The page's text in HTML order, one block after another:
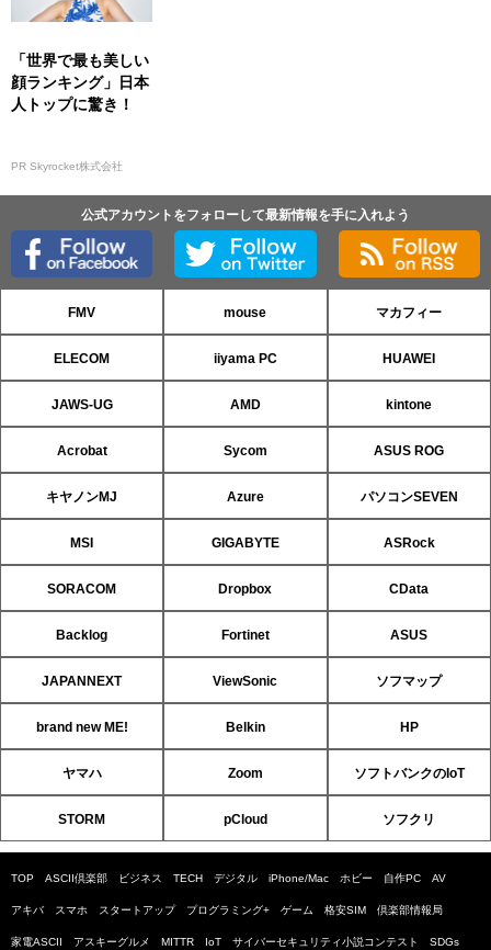
「世界で最も美しい
顔ランキング」日本
人トップに驚き！
PR Skyrocket株式会社
公式アカウントをフォローして最新情報を手に入れよう
FMV mouse マカフィー
ELECOM iiyama PC HUAWEI
JAWS-UG AMD kintone
Acrobat Sycom ASUS ROG
キヤノンMJ Azure パソコンSEVEN
MSI GIGABYTE ASRock
SORACOM Dropbox CData
Backlog Fortinet ASUS
JAPANNEXT ViewSonic ソフマップ
brand new ME! Belkin HP
ヤマハ Zoom ソフトバンクのIoT
STORM pCloud ソフクリ
TOP ASCII倶楽部 ビジネス TECH デジタル iPhone/Mac ホビー 自作PC AV
アキバ スマホ スタートアップ プログラミング+ ゲーム 格安SIM 倶楽部情報局
家電ASCII アスキーグルメ MITTR IoT サイバーセキュリティ小説コンテスト SDGs